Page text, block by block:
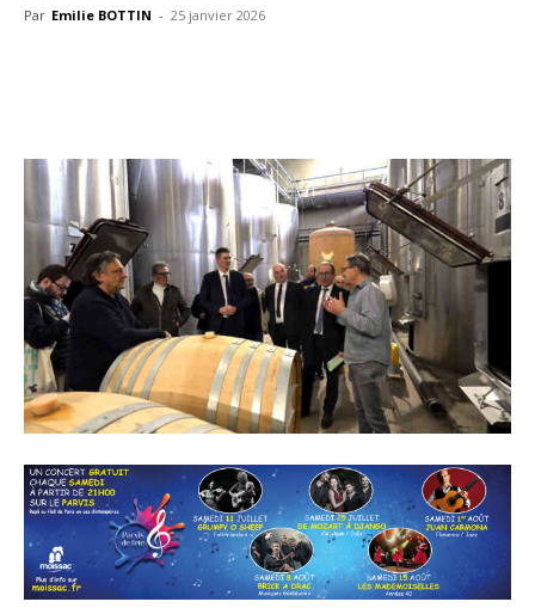
Par Emilie BOTTIN - 25 janvier 2026